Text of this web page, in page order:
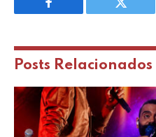
Facebook Twitter
Posts Relacionados